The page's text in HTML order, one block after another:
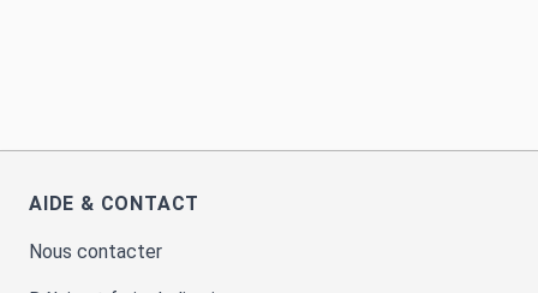
AIDE & CONTACT
Nous contacter